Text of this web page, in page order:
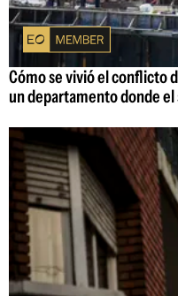
Cómo se vivió el conflicto
un departamento donde